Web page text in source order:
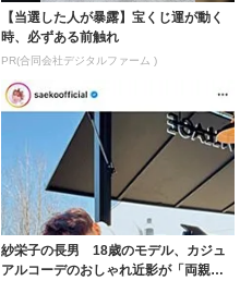
【当選した人が暴露】宝くじ運が動く
時、必ずある前触れ
PR(合同会社デジタルファーム )
紗栄子の長男 18歳のモデル、カジュ
アルコーデのおしゃれ近影が「両親の